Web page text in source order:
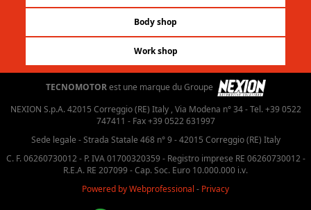
Body shop
Work shop
TECNOMOTORest une marque du Groupe
NEXION S.p.A. 42015 Correggio (RE) Italy , Via Modena n° 34 - Tel. +39 0522
747411 - Fax +39 0522 631997
Sede legale - Strada Statale 468 n° 9 - 42015 Correggio (RE) Italy
C. F. 06260730012 - P. IVA 01700320359 - Registro imprese RE 06260730012 -
R.E.A. RE 207099 - Cap. Soc. Euro 10.000.000 i.v.
Powered by Webprofessional - Privacy